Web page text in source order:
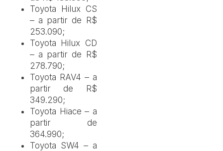
Toyota Hilux CS
– a partir de R$
253.090;
Toyota Hilux CD
– a partir de R$
278.790;
Toyota RAV4 – a
partir de R$
349.290;
Toyota Hiace – a
partir de
364.990;
Toyota SW4 – a